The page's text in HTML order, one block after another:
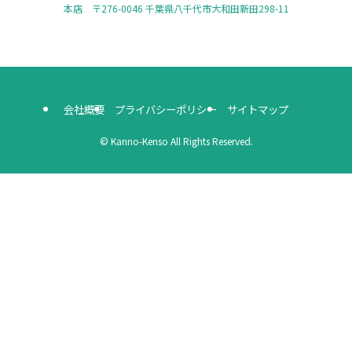
本店 〒276-0046 千葉県八千代市大和田新田298-11
会社概要 プライバシーポリシー サイトマップ
© Kanno-Kenso All Rights Reserved.